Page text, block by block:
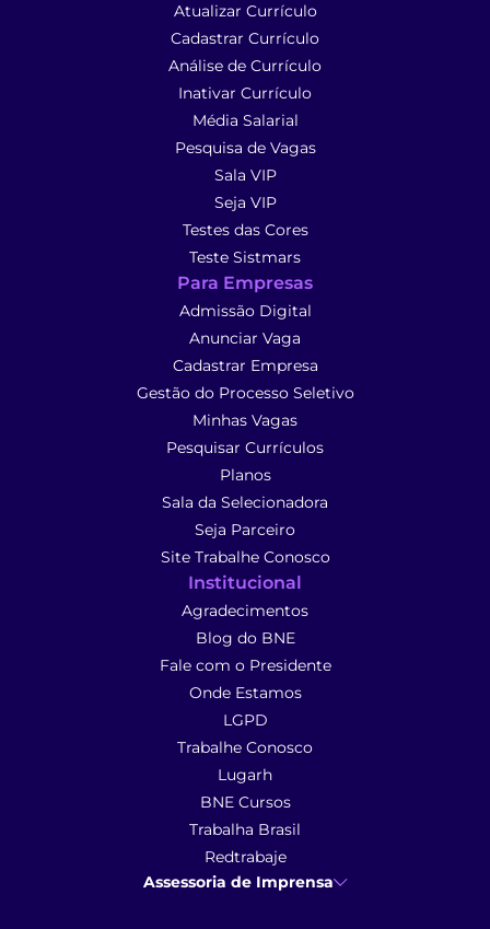
Atualizar Currículo
Cadastrar Currículo
Análise de Currículo
Inativar Currículo
Média Salarial
Pesquisa de Vagas
Sala VIP
Seja VIP
Testes das Cores
Teste Sistmars
Para Empresas
Admissão Digital
Anunciar Vaga
Cadastrar Empresa
Gestão do Processo Seletivo
Minhas Vagas
Pesquisar Currículos
Planos
Sala da Selecionadora
Seja Parceiro
Site Trabalhe Conosco
Institucional
Agradecimentos
Blog do BNE
Fale com o Presidente
Onde Estamos
LGPD
Trabalhe Conosco
Lugarh
BNE Cursos
Trabalha Brasil
Redtrabaje
Assessoria de Imprensa